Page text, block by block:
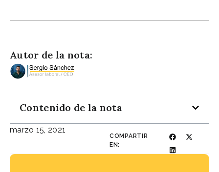
Autor de la nota:
Contenido de la nota
marzo 15, 2021
COMPARTIR
EN: